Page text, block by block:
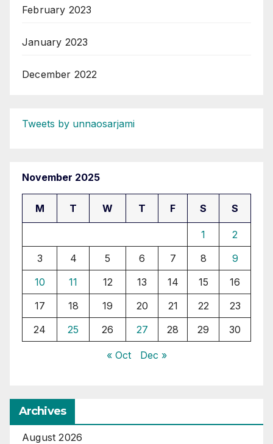
February 2023
January 2023
December 2022
Tweets by unnaosarjami
November 2025
M T W T F S S
1
2
3
4 5 6 7 8
9
10
11 12 13 14 15
16
17
18 19 20 21 22
23
24
25 26 27 28 29 30
« Oct Dec »
Archives
August 2026